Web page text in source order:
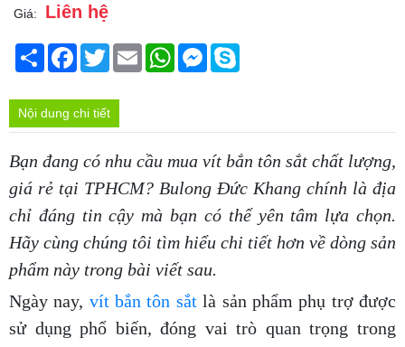
Giá: Liên hệ
Chia
sẻ
Facebook
TwitterEmail WhatsAppMessenger
Nội dung chi tiết
Bạn đang có nhu cầu mua vít bắn tôn sắt chất lượng,
giá rẻ tại TPHCM? Bulong Đức Khang chính là địa
chỉ đáng tin cậy mà bạn có thể yên tâm lựa chọn.
Hãy cùng chúng tôi tìm hiểu chi tiết hơn về dòng sản
phẩm này trong bài viết sau.
Ngày nay, vít bắn tôn sắtlà sản phẩm phụ trợ được
sử dụng phổ biến, đóng vai trò quan trọng trong